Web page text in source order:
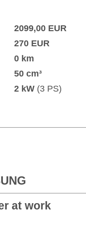
2099,00 EUR
270 EUR
0 km
50 cm³
2 kW (3 PS)
at work